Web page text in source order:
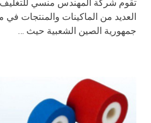
العديد من الماكينات والمنتجات
جمهورية الصين الشعبية حيث …